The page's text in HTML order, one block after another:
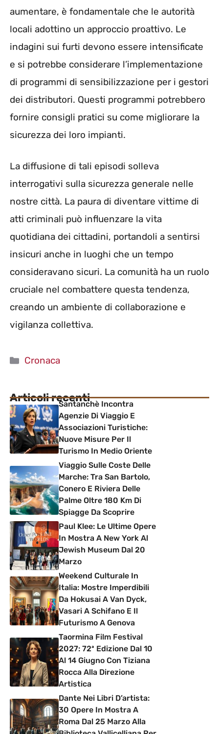
aumentare, è fondamentale che le autorità
locali adottino un approccio proattivo. Le
indagini sui furti devono essere intensificate
e si potrebbe considerare l’implementazione
di programmi di sensibilizzazione per i gestori
dei distributori. Questi programmi potrebbero
fornire consigli pratici su come migliorare la
sicurezza dei loro impianti.
La diffusione di tali episodi solleva
interrogativi sulla sicurezza generale nelle
nostre città. La paura di diventare vittime di
atti criminali può influenzare la vita
quotidiana dei cittadini, portandoli a sentirsi
insicuri anche in luoghi che un tempo
consideravano sicuri. La comunità ha un ruolo
cruciale nel combattere questa tendenza,
creando un ambiente di collaborazione e
vigilanza collettiva.
Categorie
Cronaca
Articoli recentiSantanchè Incontra
Agenzie Di Viaggio E
Associazioni Turistiche:
Nuove Misure Per Il
Turismo In Medio Oriente
Viaggio Sulle Coste Delle
Marche: Tra San Bartolo,
Conero E Riviera Delle
Palme Oltre 180 Km Di
Spiagge Da Scoprire
Paul Klee: Le Ultime Opere
In Mostra A New York Al
Jewish Museum Dal 20
Marzo
Weekend Culturale In
Italia: Mostre Imperdibili
Da Hokusai A Van Dyck,
Vasari A Schifano E Il
Futurismo A Genova
Taormina Film Festival
2027: 72ª Edizione Dal 10
Al 14 Giugno Con Tiziana
Rocca Alla Direzione
Artistica
Dante Nei Libri D’artista:
30 Opere In Mostra A
Roma Dal 25 Marzo Alla